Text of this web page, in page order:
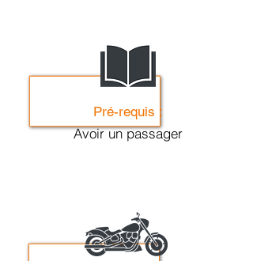
Pré-requis :
Avoir un passager